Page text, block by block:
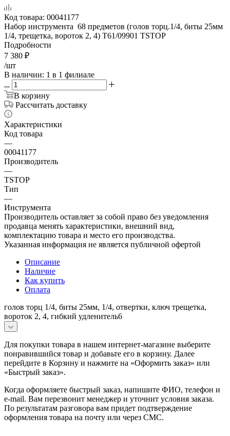
Код товара: 00041177
Набор инструмента 68 предметов (голов торц.1/4, биты 25мм
1/4, трещетка, вороток 2, 4) T61/09901 TSTOP
Подробности
7 380 ₽
/шт
В наличии: 1 в 1 филиале
В корзину
Рассчитать доставку
Характеристики
Код товара
—
00041177
Производитель
—
TSTOP
Тип
—
Инструмента
Производитель оставляет за собой право без уведомления
продавца менять характеристики, внешний вид,
комплектацию товара и место его производства.
Указанная информация не является публичной офертой
Описание
Наличие
Как купить
Оплата
голов торц 1/4, биты 25мм, 1/4, отвертки, ключ трещетка,
вороток 2, 4, гибкий удленитель6
Для покупки товара в нашем интернет-магазине выберите
понравившийся товар и добавьте его в корзину. Далее
перейдите в Корзину и нажмите на «Оформить заказ» или
«Быстрый заказ».
Когда оформляете быстрый заказ, напишите ФИО, телефон и
e-mail. Вам перезвонит менеджер и уточнит условия заказа.
По результатам разговора вам придет подтверждение
оформления товара на почту или через СМС.